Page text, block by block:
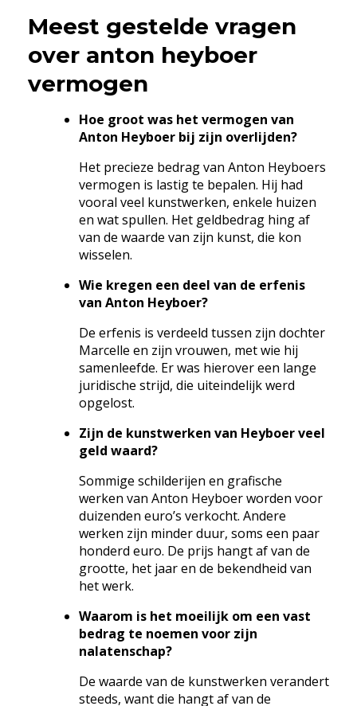
Meest gestelde vragen
over anton heyboer
vermogen
Hoe groot was het vermogen van
Anton Heyboer bij zijn overlijden?
Het precieze bedrag van Anton Heyboers
vermogen is lastig te bepalen. Hij had
vooral veel kunstwerken, enkele huizen
en wat spullen. Het geldbedrag hing af
van de waarde van zijn kunst, die kon
wisselen.
Wie kregen een deel van de erfenis
van Anton Heyboer?
De erfenis is verdeeld tussen zijn dochter
Marcelle en zijn vrouwen, met wie hij
samenleefde. Er was hierover een lange
juridische strijd, die uiteindelijk werd
opgelost.
Zijn de kunstwerken van Heyboer veel
geld waard?
Sommige schilderijen en grafische
werken van Anton Heyboer worden voor
duizenden euro’s verkocht. Andere
werken zijn minder duur, soms een paar
honderd euro. De prijs hangt af van de
grootte, het jaar en de bekendheid van
het werk.
Waarom is het moeilijk om een vast
bedrag te noemen voor zijn
nalatenschap?
De waarde van de kunstwerken verandert
steeds, want die hangt af van de